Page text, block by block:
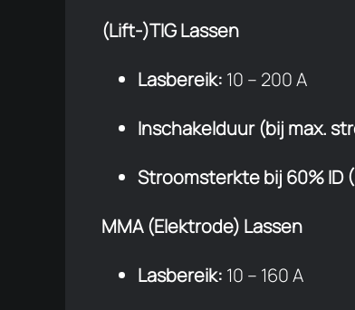
(Lift-)TIG Lassen
Lasbereik: 10 – 200 A
Inschakelduur (bij max.
Stroomsterkte bij 60% ID
MMA (Elektrode) Lassen
Lasbereik: 10 – 160 A